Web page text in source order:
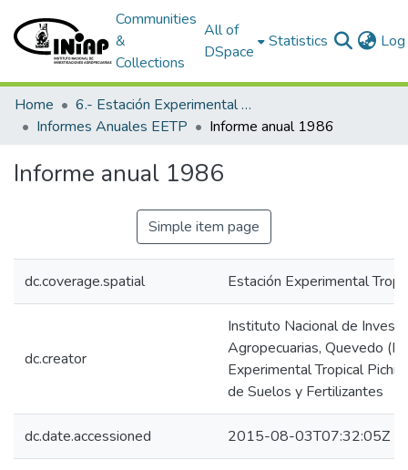
Communities
&
Collections
All of
DSpace
Statistics
Home
6.- Estación Experimental Tropical Pichilingue
Informes Anuales EETP
Informe anual 1986
Informe anual 1986
Simple item page
dc.coverage.spatial Estación Experimental
dc.creator
Instituto Nacional de
Agropecuarias, Quevedo
Experimental Tropical
de Suelos y Fertilizantes
dc.date.accessioned 2015-08-03T07:32:05Z